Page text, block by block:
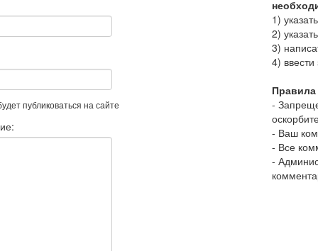
публиковаться на сайте
1)
2)
3)
4)
-
- Ваш
- Все
-